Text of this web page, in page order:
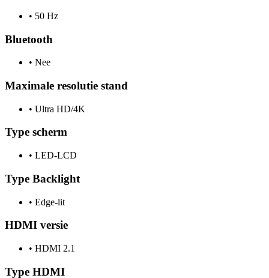
• 50 Hz
Bluetooth
• Nee
Maximale resolutie stand
• Ultra HD/4K
Type scherm
• LED-LCD
Type Backlight
• Edge-lit
HDMI versie
• HDMI 2.1
Type HDMI